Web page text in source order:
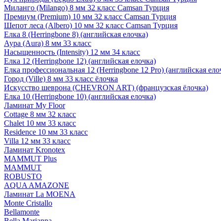
Миланго (Milango) 8 мм 32 класс Camsan Турция
Премиум (Premium) 10 мм 32 класс Camsan Турция
Шепот леса (Albero) 10 мм 32 класс Camsan Турция
Елка 8 (Herringbone 8) (английская елочка)
Аура (Aura) 8 мм 33 класс
Насыщенность (Intensity) 12 мм 34 класс
Елка 12 (Herringbone 12) (английская елочка)
Елка профессиональная 12 (Herringbone 12 Pro) (английская
Город (Ville) 8 мм 33 класс ёлочка
Искусство шеврона (CHEVRON ART) (французская ёлочка)
Елка 10 (Herringbone 10) (английская елочка)
Ламинат My Floor
Cottage 8 мм 32 класс
Chalet 10 мм 33 класс
Residence 10 мм 33 класс
Villa 12 мм 33 класс
Ламинат Kronotex
MAMMUT Plus
MAMMUT
ROBUSTO
AQUA AMAZONE
Ламинат La MOENA
Monte Cristallo
Bellamonte